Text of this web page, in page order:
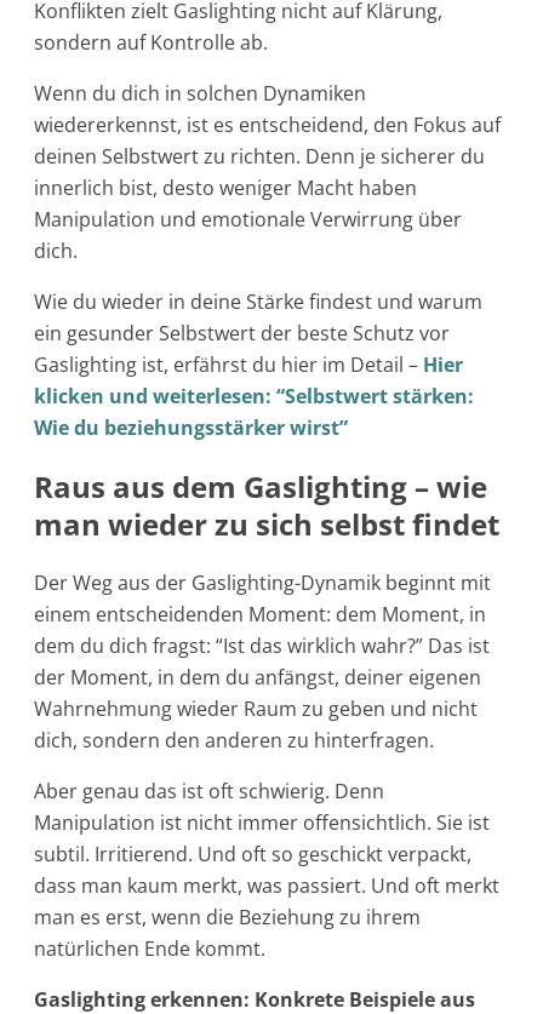
Konflikten zielt Gaslighting nicht auf Klärung,
sondern auf Kontrolle ab.
Wenn du dich in solchen Dynamiken
wiedererkennst, ist es entscheidend, den Fokus auf
deinen Selbstwert zu richten. Denn je sicherer du
innerlich bist, desto weniger Macht haben
Manipulation und emotionale Verwirrung über
dich.
Wie du wieder in deine Stärke findest und warum
ein gesunder Selbstwert der beste Schutz vor
Gaslighting ist, erfährst du hier im Detail – Hier
klicken und weiterlesen: “Selbstwert stärken:
Wie du beziehungsstärker wirst”
Raus aus dem Gaslighting – wie
man wieder zu sich selbst findet
Der Weg aus der Gaslighting-Dynamik beginnt mit
einem entscheidenden Moment: dem Moment, in
dem du dich fragst: “Ist das wirklich wahr?” Das ist
der Moment, in dem du anfängst, deiner eigenen
Wahrnehmung wieder Raum zu geben und nicht
dich, sondern den anderen zu hinterfragen.
Aber genau das ist oft schwierig. Denn
Manipulation ist nicht immer offensichtlich. Sie ist
subtil. Irritierend. Und oft so geschickt verpackt,
dass man kaum merkt, was passiert. Und oft merkt
man es erst, wenn die Beziehung zu ihrem
natürlichen Ende kommt.
Gaslighting erkennen: Konkrete Beispiele aus